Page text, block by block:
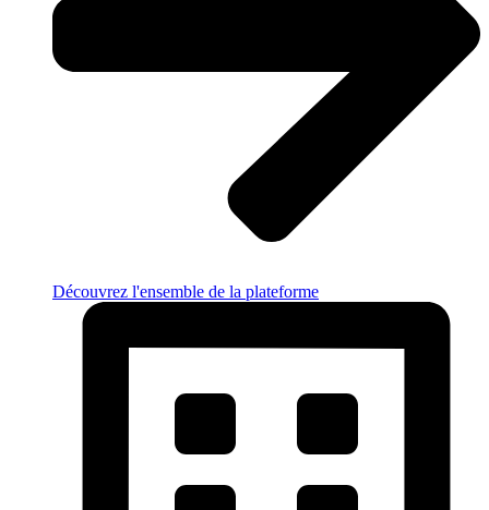
Découvrez l'ensemble de la plateforme